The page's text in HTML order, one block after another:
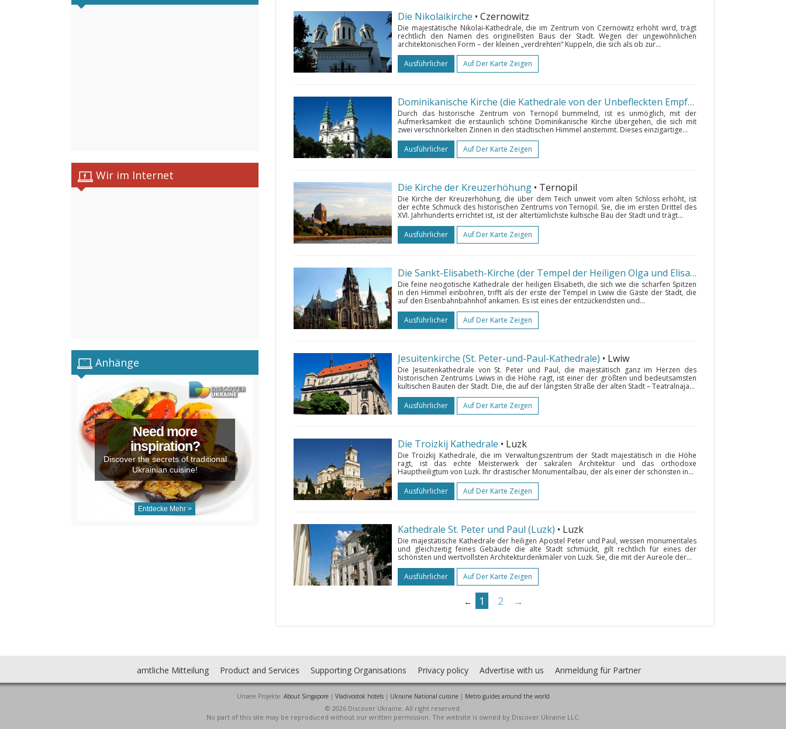
Wir im Internet
Anhänge
Need more
inspiration?
Discover the secrets of traditional
Ukrainian cuisine!
Entdecke Mehr >
Die Nikolaikirche • Czernowitz
Die majestätische Nikolai-Kathedrale, die im Zentrum von Czernowitz erhöht wird, trägt
rechtlich den Namen des originellsten Baus der Stadt. Wegen der ungewöhnlichen
architektonischen Form – der kleinen „verdrehten“ Kuppeln, die sich als ob zur...
Ausführlicher
Auf Der Karte Zeigen
Dominikanische Kirche (die Kathedrale von der Unbefleckten Empfängnis der Heiligen Gottesmutter)
Durch das historische Zentrum von Ternopil bummelnd, ist es unmöglich, mit der
Aufmerksamkeit die erstaunlich schöne Dominikanische Kirche übergehen, die sich mit
zwei verschnörkelten Zinnen in den städtischen Himmel anstemmt. Dieses einzigartige...
Ausführlicher
Auf Der Karte Zeigen
Die Kirche der Kreuzerhöhung • Ternopil
Die Kirche der Kreuzerhöhung, die über dem Teich unweit vom alten Schloss erhöht, ist
der echte Schmuck des historischen Zentrums von Ternopil. Sie, die im ersten Drittel des
XVI. Jahrhunderts errichtet ist, ist der altertümlichste kultische Bau der Stadt und trägt...
Ausführlicher
Auf Der Karte Zeigen
Die Sankt-Elisabeth-Kirche (der Tempel der Heiligen Olga und Elisabeth)
Die feine neogotische Kathedrale der heiligen Elisabeth, die sich wie die scharfen Spitzen
in den Himmel einbohren, trifft als der erste der Tempel in Lwiw die Gäste der Stadt, die
auf den Eisenbahnbahnhof ankamen. Es ist eines der entzückendsten und...
Ausführlicher
Auf Der Karte Zeigen
Jesuitenkirche (St. Peter-und-Paul-Kathedrale) • Lwiw
Die Jesuitenkathedrale von St. Peter und Paul, die majestätisch ganz im Herzen des
historischen Zentrums Lwiws in die Höhe ragt, ist einer der größten und bedeutsamsten
kultischen Bauten der Stadt. Die, die auf der längsten Straße der alten Stadt – Teatralnaja...
Ausführlicher
Auf Der Karte Zeigen
Die Troizkij Kathedrale • Luzk
Die Troizkij Kathedrale, die im Verwaltungszentrum der Stadt majestätisch in die Höhe
ragt, ist das echte Meisterwerk der sakralen Architektur und das orthodoxe
Hauptheiligtum von Luzk. Ihr drastischer Monumentalbau, der als einer der schönsten in...
Ausführlicher
Auf Der Karte Zeigen
Kathedrale St. Peter und Paul (Luzk) • Luzk
Die majestätische Kathedrale der heiligen Apostel Peter und Paul, wessen monumentales
und gleichzeitig feines Gebäude die alte Stadt schmückt, gilt rechtlich für eines der
schönsten und wertvollsten Architekturdenkmäler von Luzk. Sie, die mit der Aureole der...
Ausführlicher
Auf Der Karte Zeigen
← 1 2 →
amtliche Mitteilung Product and Services Supporting Organisations Privacy policy Advertise with us Anmeldung für Partner
Unsere Projekte: About Singapore| Vladivostok hotels| Ukraine National cuisine| Metro guides around the world
© 2026 Discover Ukraine. All right reserved.
No part of this site may be reproduced without our written permission. The website is owned by Discover Ukraine LLC.